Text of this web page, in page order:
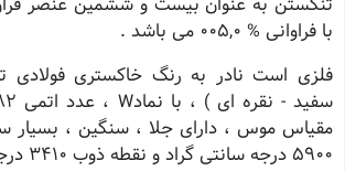
با فراوانی % 005,0 می باشد .
فلزی است نادر به رنگ خاکستری فولادی
مقیاس موس ، دارای جلا ، سنگین ،
5900 درجه سانتی گراد و نقطه ذوب 3410 درجه سانتی گراد .